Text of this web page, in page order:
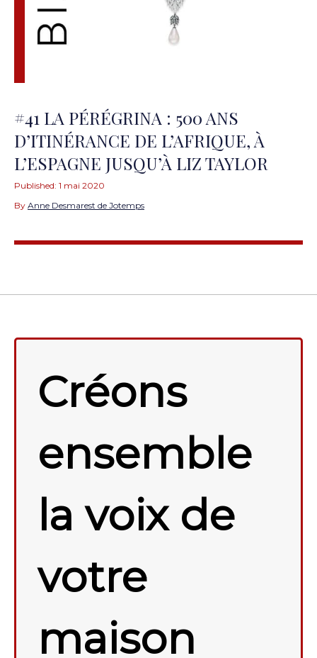
#41 LA PÉRÉGRINA : 500 ANS
D’ITINÉRANCE DE L’AFRIQUE, À
L’ESPAGNE JUSQU’À LIZ TAYLOR
Published: 1 mai 2020
By Anne Desmarest de Jotemps
Créons
ensemble
la voix de
votre
maison